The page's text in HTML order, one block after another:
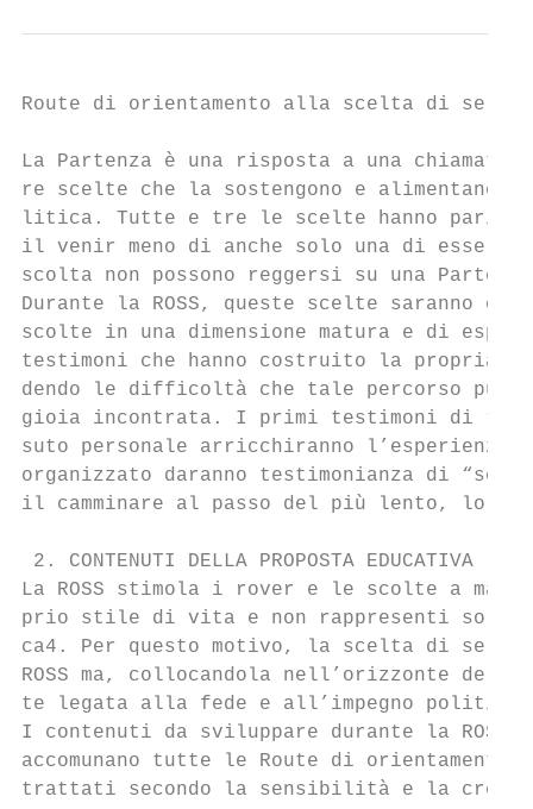
Route di orientamento alla scelta di
La Partenza è una risposta a una
re scelte che la sostengono e
litica. Tutte e tre le scelte hanno pari
il venir meno di anche solo una di esse
scolta non possono reggersi su una
Durante la ROSS, queste scelte saranno
scolte in una dimensione matura e di
testimoni che hanno costruito la propria
dendo le difficoltà che tale percorso può
gioia incontrata. I primi testimoni di
suto personale arricchiranno l’esperienza
organizzato daranno testimonianza di
il camminare al passo del più lento, lo
2. CONTENUTI DELLA PROPOSTA EDUCATIVA
La ROSS stimola i rover e le scolte a
prio stile di vita e non rappresenti
ca4. Per questo motivo, la scelta di
ROSS ma, collocandola nell’orizzonte
te legata alla fede e all’impegno
I contenuti da sviluppare durante la
accomunano tutte le Route di orientamento,
trattati secondo la sensibilità e la